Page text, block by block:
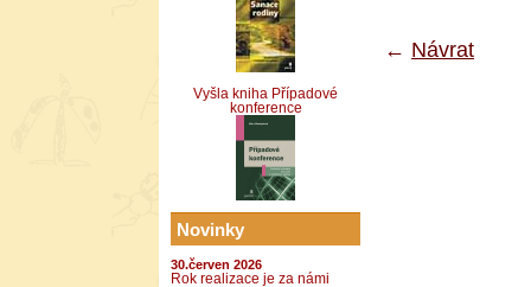
Vyšla kniha Případové
konference
Novinky
30.červen 2026
Rok realizace je za námi
← Návrat